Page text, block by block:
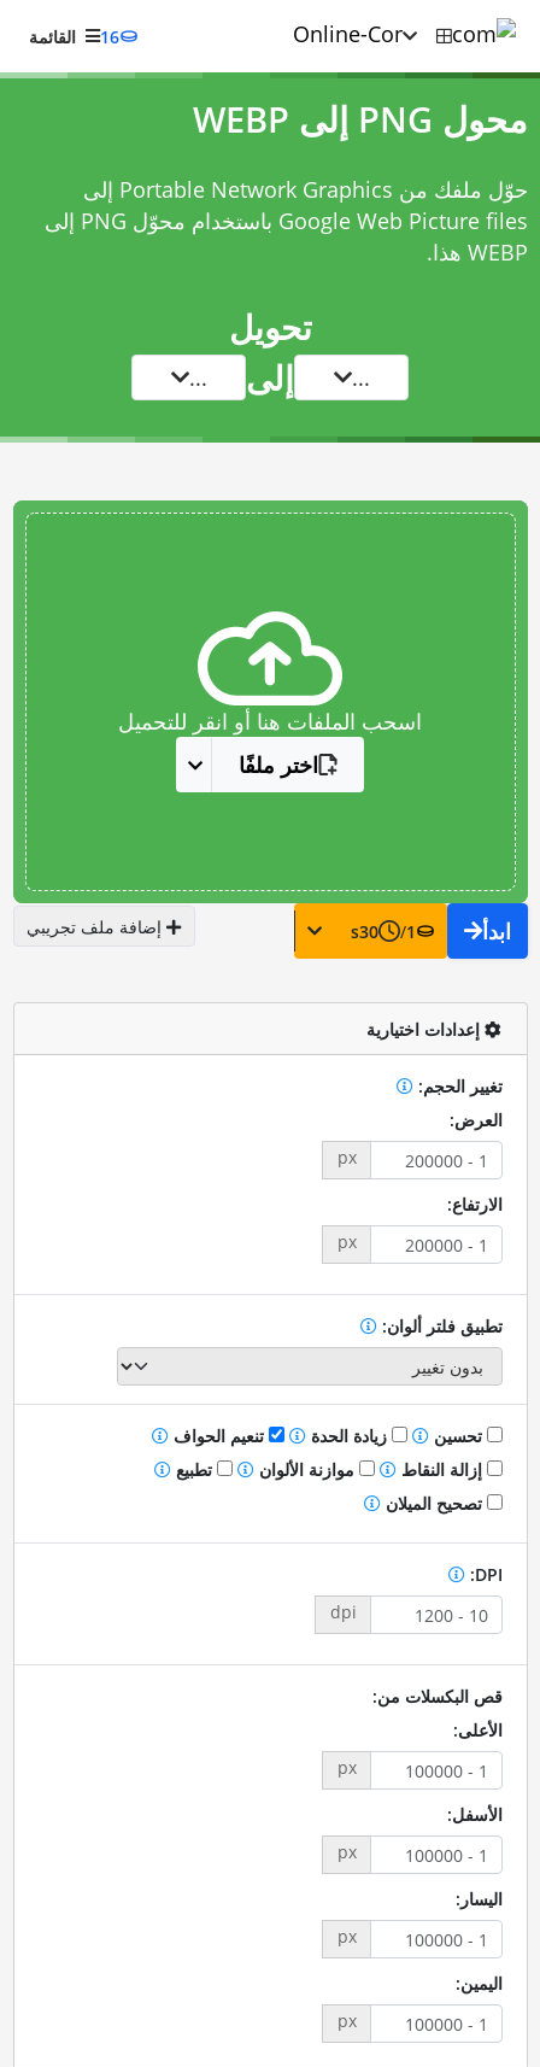
16 القائمة
محول PNG إلى WEBP
حوّل ملفك من Portable Network Graphics إلى
Google Web Picture files باستخدام
محوّل PNG إلى
WEBPهذا.
تحويل
... إلى ...
اسحب الملفات هنا أو انقر للتحميل
اختر ملفًا
ابدأ 1
/
30
s إضافة ملف تجريبي
إعدادات اختيارية
تغيير الحجم:
العرض:
px
الارتفاع:
px
تطبيق فلتر ألوان:
تحسين زيادة الحدة
تنعيم الحواف
إزالة النقاط
موازنة الألوان
تطبيع
تصحيح الميلان
DPI:
dpi
قص البكسلات من:
الأعلى:
px
الأسفل:
px
اليسار:
px
اليمين:
px